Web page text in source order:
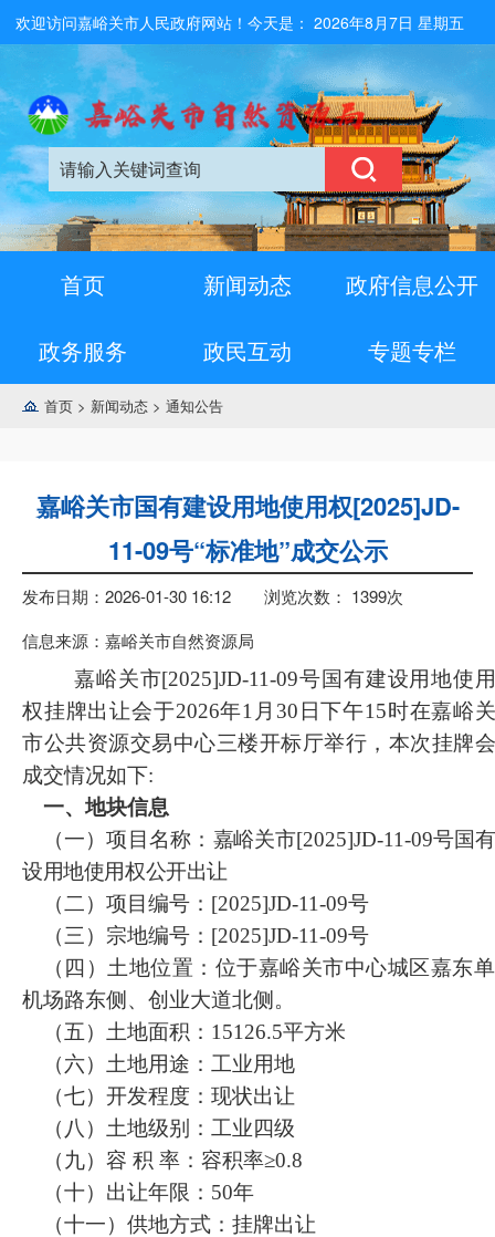
欢迎访问嘉峪关市人民政府网站！今天是：2026年8月7日 星期五
首页 新闻动态 政府信息公开
政务服务 政民互动 专题专栏
首页 > 新闻动态 > 通知公告
嘉峪关市国有建设用地使用权[2025]JD-
11-09号“标准地”成交公示
发布日期：2026-01-30 16:12 浏览次数： 1399次
信息来源：嘉峪关市自然资源局
嘉峪关市[2025]JD-11-09号国有建设用地使用
权挂牌出让会于2026年1 月 30 日下午15时在嘉峪关
市公共资源交易中心三楼开标厅举行，本次挂牌会
成交情况如下:
一、地块信息
（一）项目名称： 嘉峪关市[2025]JD-11-09号国
设用地使用权公开出让
（二） 项目编号： [2025]JD-11-09号
（三）宗地编号： [2025]JD-11-09号
（ 四）土地位置：位于嘉峪关市中心城区嘉东
机场路东侧、创业大道北侧。
（五）土地面积： 15126.5平方米
（六）土地用途：工业用地
（七）开发程度：现状出让
（八）
土地级别： 工业四级
（九）容 积 率：容积率≥0.8
（十）出让年限： 50年
（十一）供地方式：挂牌出让